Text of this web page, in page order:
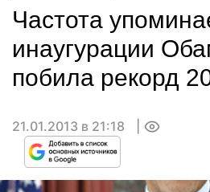
Частота
инаугурации
побила рекорд
21.01.2013 в 21:18